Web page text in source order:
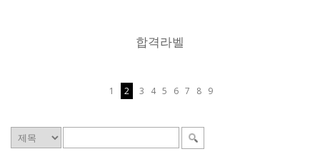
합격라벨
1 2 3 4 5 6 7 8 9